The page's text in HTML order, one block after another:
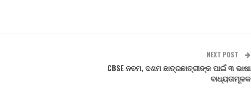
NEXT POST
CBSE ନବମ, ଦଶମ ଛାତ୍ରଛାତ୍ରୀଙ୍କ ପାଇଁ ୩ ଭାଷା
ବାଧ୍ୟତାମୂଳକ